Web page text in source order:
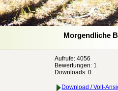
Morgendliche
Aufrufe: 4056
Bewertungen: 1
Downloads: 0
Download / Voll-